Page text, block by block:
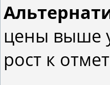
цены выше
рост к